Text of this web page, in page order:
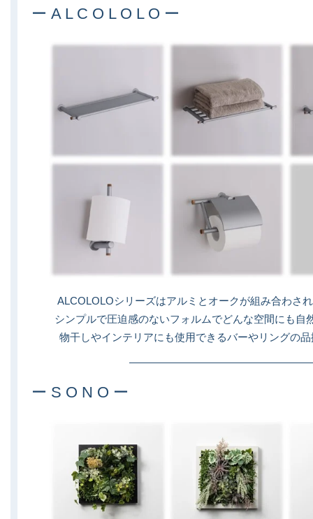
ー A L C O L O L O ー
ALCOLOLOシリーズはアルミとオークが組み合わさ
シンプルで圧迫感のないフォルムでどんな空間にも自
物干しやインテリアにも使用できるバーやリングの
ー S O N O ー